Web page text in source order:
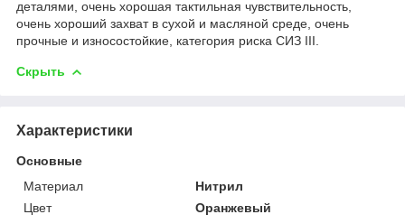
деталями, очень хорошая тактильная чувствительность,
очень хороший захват в сухой и масляной среде, очень
прочные и износостойкие, категория риска СИЗ III.
Скрыть
Характеристики
Основные
Материал
Нитрил
Цвет
Оранжевый